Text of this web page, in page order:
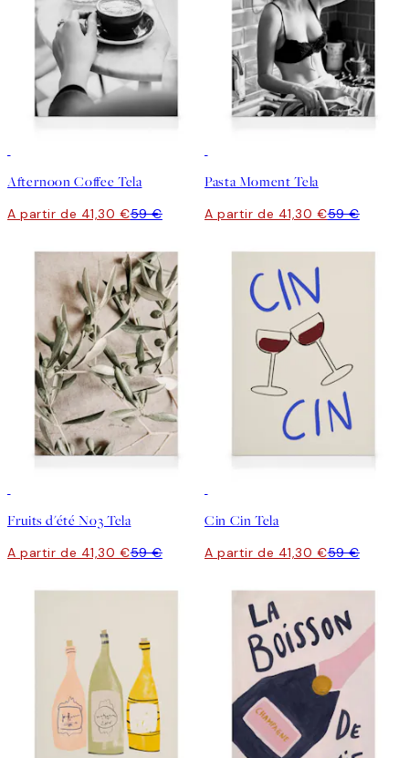
Afternoon Coffee Tela
A partir de 41,30 €59 €
Pasta Moment Tela
A partir de 41,30 €59 €
Fruits d'été No3 Tela
A partir de 41,30 €59 €
Cin Cin Tela
A partir de 41,30 €59 €